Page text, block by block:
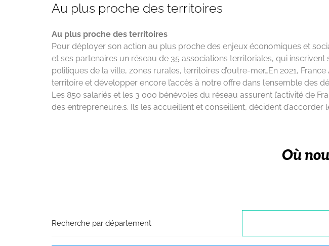
Au plus proche des territoires
Au plus proche des territoires
Pour déployer son action au plus proche des enjeux économiques et
et ses partenaires un réseau de 35 associations territoriales, qui inscrivent
politiques de la ville, zones rurales, territoires d’outre-mer…En 2021, France
territoire et développer encore l’accès à notre offre dans l’ensemble des
Les 850 salariés et les 3 000 bénévoles du réseau assurent l’activité de
des entrepreneur.e.s. Ils les accueillent et conseillent, décident d’accorder
Où
Recherche par département